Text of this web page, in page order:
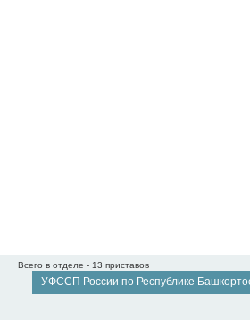
Всего в отделе - 13 приставов
УФССП России по Республике